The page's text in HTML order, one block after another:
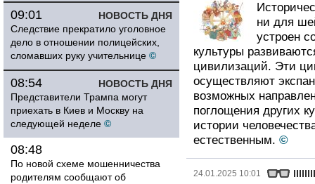
НОВОСТЬ ДНЯ
09:01
Следствие прекратило уголовное
дело в отношении полицейских,
сломавших руку учительнице ©
НОВОСТЬ ДНЯ
08:54
Представители Трампа могут
приехать в Киев и Москву на
следующей неделе ©
08:48
По новой схеме мошенничества
родителям сообщают об
ни для
устроен
культуры
цивилизаций. Эти
осуществляют
возможных
поглощения других
истории
естественным. ©
24.01.2025 10:01